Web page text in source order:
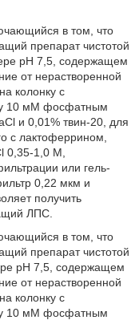
в том, что
препарат чистотой
рН 7,5, содержащем
от нерастворенной
колонку с
10 мМ фосфатным
и 0,01% твин-20, для
с лактоферрином,
0,35-1,0 М,
или гель-
0,22 мкм и
получить
ЛПС.
в том, что
препарат чистотой
рН 7,5, содержащем
от нерастворенной
колонку с
10 мМ фосфатным